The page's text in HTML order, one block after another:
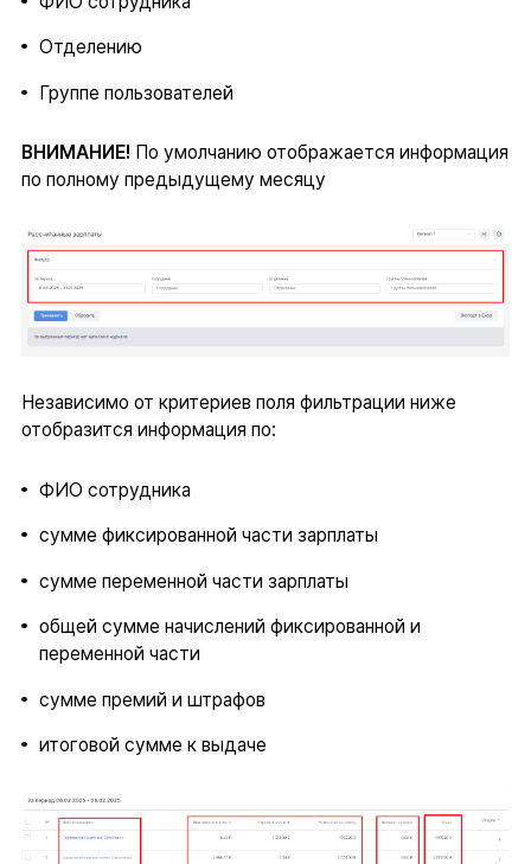
Отделению
Группе пользователей
ВНИМАНИЕ! По умолчанию отображается информация
по полному предыдущему месяцу
Независимо от критериев поля фильтрации ниже
отобразится информация по:
ФИО сотрудника
сумме фиксированной части зарплаты
сумме переменной части зарплаты
общей сумме начислений фиксированной и
переменной части
сумме премий и штрафов
итоговой сумме к выдаче